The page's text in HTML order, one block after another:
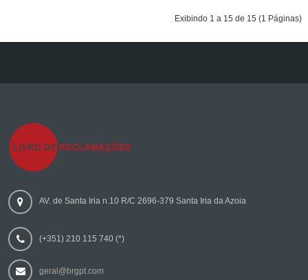
Exibindo 1 a 15 de 15 (1 Páginas)
AV. de Santa Iria n.10 R/C 2696-379 Santa Iria da Azoia
(+351) 210 115 740 (*)
geral@brgpt.com